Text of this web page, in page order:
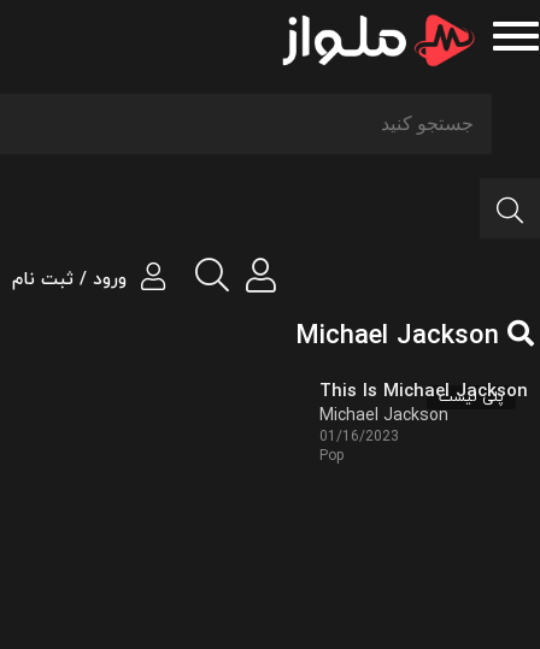
ورود / ثبت نام
Michael Jackson
پلی لیست
This Is Michael Jackson
Michael Jackson
01/16/2023
Pop